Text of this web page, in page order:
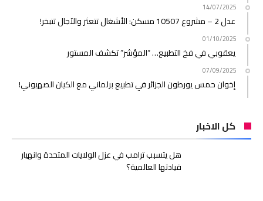
14/07/2025
عدل 2 – مشروع 10507 مسكن: الأشغال تتعثر والآجال تتبخر!
01/10/2025
يعقوبي في فخ التطبيع… “المؤشر” تكشف المستور
07/09/2025
إخوان حمس يورطون الجزائر في تطبيع برلماني مع الكيان الصهيوني!
كل الاخبار
هل يتسبب ترامب في عزل الولايات المتحدة وانهيار
قيادتها العالمية؟